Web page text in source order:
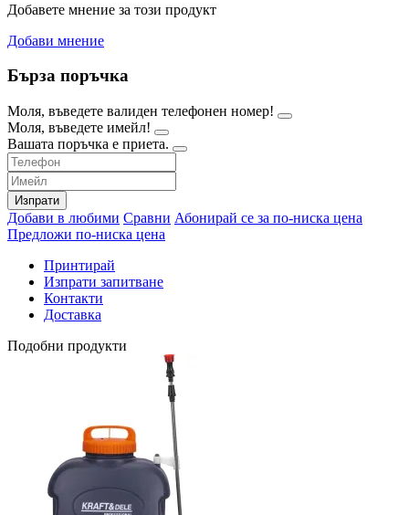
Добавете мнение за този продукт
Добави мнение
Бърза поръчка
Моля, въведете валиден телефонен номер!
Моля, въведете имейл!
Вашата поръчка е приета.
Изпрати
Добави в любими Сравни Абонирай се за по-ниска цена
Предложи по-ниска цена
Принтирай
Изпрати запитване
Контакти
Доставка
Подобни продукти